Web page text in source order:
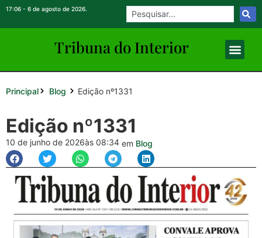
17:06 - 6 de agosto de 2026.
Tribuna do Interior
Principal Blog Edição nº1331
Edição nº1331
10 de junho de 2026às 08:34 em Blog